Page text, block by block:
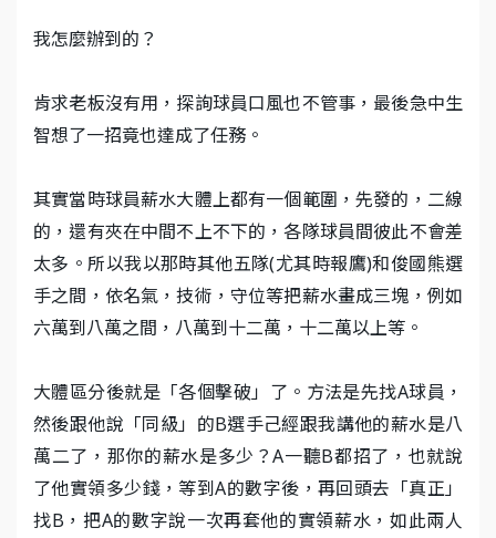
我怎麼辦到的？
肯求老板沒有用，探詢球員口風也不管事，最後急中生
智想了一招竟也達成了任務。
其實當時球員薪水大體上都有一個範圍，先發的，二線
的，還有夾在中間不上不下的，各隊球員間彼此不會差
太多。所以我以那時其他五隊(尤其時報鷹)和俊國熊選
手之間，依名氣，技術，守位等把薪水畫成三塊，例如
六萬到八萬之間，八萬到十二萬，十二萬以上等。
大體區分後就是「各個擊破」了。方法是先找A球員，
然後跟他說「同級」的B選手己經跟我講他的薪水是八
萬二了，那你的薪水是多少？A一聽B都招了，也就說
了他實領多少錢，等到A的數字後，再回頭去「真正」
找B，把A的數字說一次再套他的實領薪水，如此兩人